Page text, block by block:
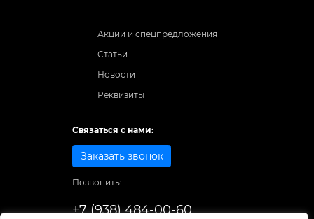
Акции и спецпредложения
Статьи
Новости
Реквизиты
Связаться с нами:
Заказать звонок
Позвонить:
+7 (938) 484-00-60